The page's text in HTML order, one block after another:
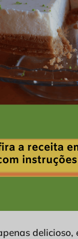
delicioso,